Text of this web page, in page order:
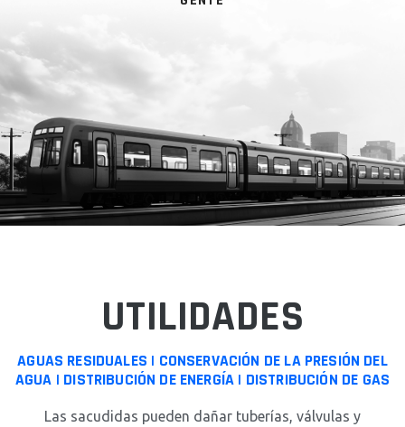
UTILIDADES
AGUAS RESIDUALES | CONSERVACIÓN DE LA PRESIÓN DEL
AGUA | DISTRIBUCIÓN DE ENERGÍA | DISTRIBUCIÓN DE GAS
Las sacudidas pueden dañar tuberías, válvulas y